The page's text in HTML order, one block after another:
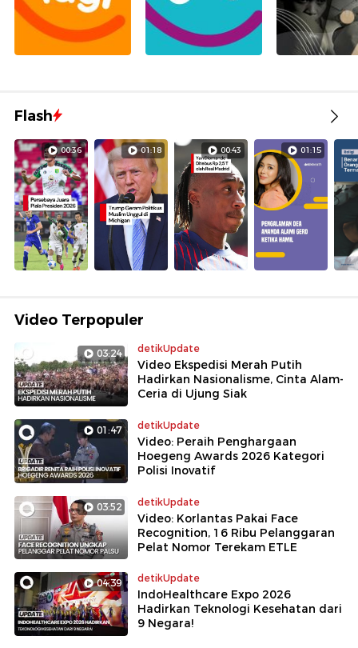
Flash
00:36 01:18 00:43 01:15
Video Terpopuler
03:24 detikUpdate
Video Ekspedisi Merah Putih
Hadirkan Nasionalisme, Cinta Alam-
Ceria di Ujung Siak
01:47 detikUpdate
Video: Peraih Penghargaan
Hoegeng Awards 2026 Kategori
Polisi Inovatif
03:52 detikUpdate
Video: Korlantas Pakai Face
Recognition, 16 Ribu Pelanggaran
Pelat Nomor Terekam ETLE
04:39 detikUpdate
IndoHealthcare Expo 2026
Hadirkan Teknologi Kesehatan dari
9 Negara!